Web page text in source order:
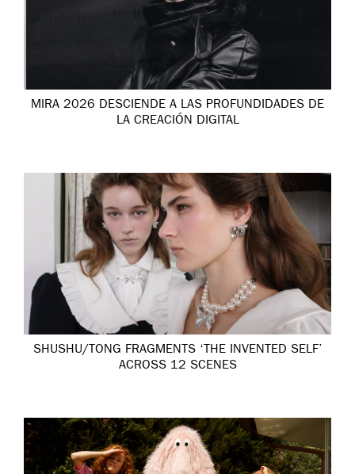
MIRA 2026 DESCIENDE A LAS PROFUNDIDADES DE
LA CREACIÓN DIGITAL
SHUSHU/TONG FRAGMENTS ‘THE INVENTED SELF’
ACROSS 12 SCENES